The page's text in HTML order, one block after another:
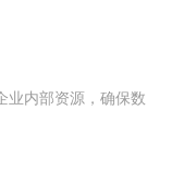
业内部资源，确保数